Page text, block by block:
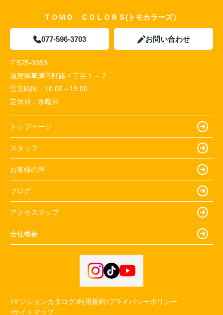
ＴＯＭＯ ＣＯＬＯＲＳ(トモカラーズ）
077-596-3703 お問い合わせ
〒525-0059
滋賀県草津市野路４丁目１－７
営業時間： 10:00～19:00
定休日： 水曜日
トップページ
スタッフ
お客様の声
ブログ
アクセスマップ
会社概要
マンションカタログ 利用規約 プライバシーポリシー
サイトマップ